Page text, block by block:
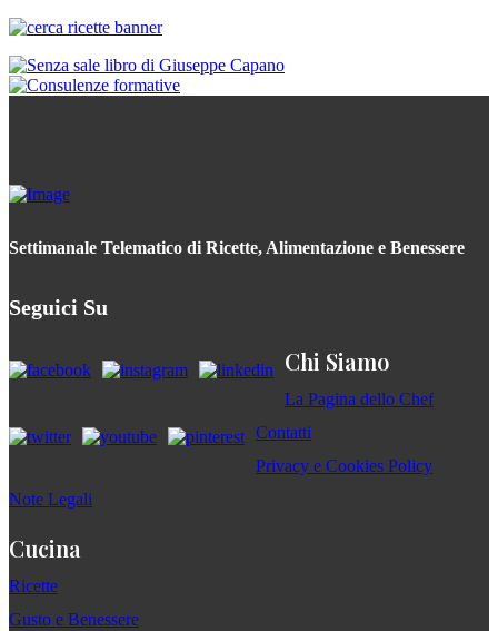
Settimanale Telematico di Ricette, Alimentazione e Benessere
Seguici Su
Chi Siamo
La Pagina dello Chef
Contatti
Privacy e Cookies Policy
Note Legali
Cucina
Ricette
Gusto e Benessere